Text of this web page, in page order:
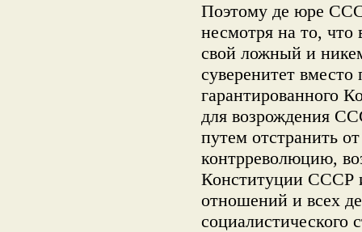
Поэтому де юре
несмотря на то, что
свой ложный и
суверенитет вместо
гарантированного
для возрождения
путем отстранить
контрреволюцию,
Конституции СССР
отношений и всех
социалистического